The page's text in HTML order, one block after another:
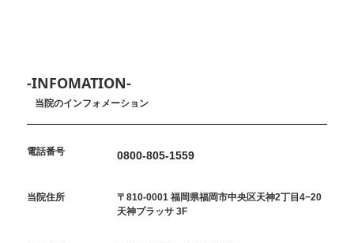
-INFOMATION-
当院のインフォメーション
電話番号 0800-805-1559
当院住所
〒810-0001 福岡県福岡市中央区天神2丁目4−20
天神プラッサ 3F